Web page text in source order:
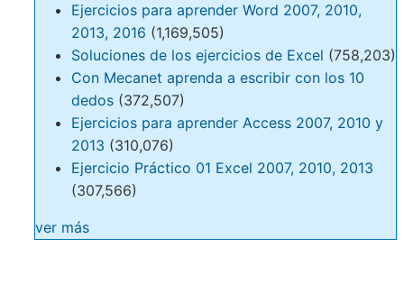
Ejercicios para aprender Word 2007, 2010,
2013, 2016 (1,169,505)
Soluciones de los ejercicios de Excel (758,203)
Con Mecanet aprenda a escribir con los 10
dedos (372,507)
Ejercicios para aprender Access 2007, 2010 y
2013 (310,076)
Ejercicio Práctico 01 Excel 2007, 2010, 2013
(307,566)
ver más